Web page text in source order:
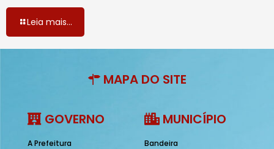
Leia mais...
MAPA DO SITE
GOVERNO
A Prefeitura
MUNICÍPIO
Bandeira